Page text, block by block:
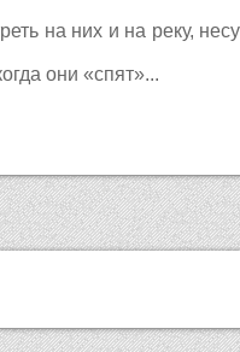
на них и на реку,
они «спят»...